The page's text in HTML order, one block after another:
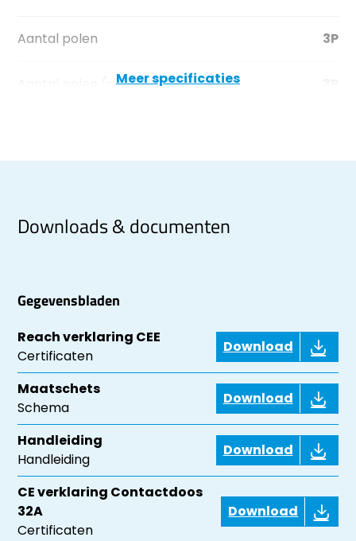
Aantal polen 3P
Aantal polen (sec)Meer specificaties
Downloads & documenten
Gegevensbladen
Reach verklaring CEE
Certificaten
Download
Maatschets
Schema
Download
Handleiding
Handleiding
Download
CE verklaring Contactdoos
32A
Certificaten
Download